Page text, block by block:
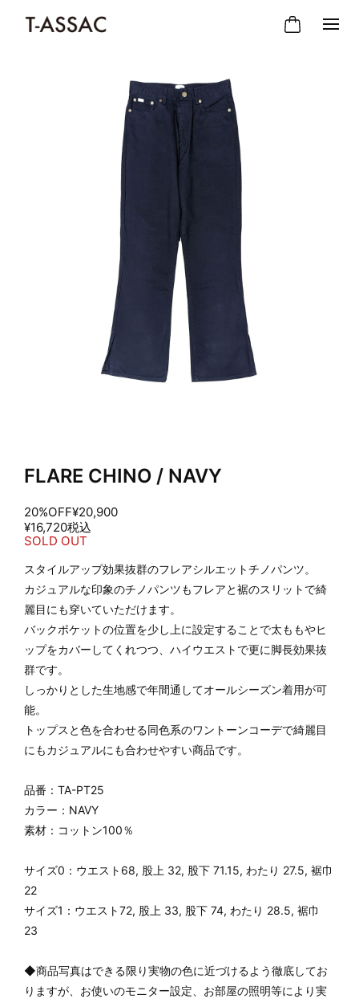
FLARE CHINO / NAVY
20%OFF¥20,900
¥16,720税込
SOLD OUT
スタイルアップ効果抜群のフレアシルエットチノパンツ。
カジュアルな印象のチノパンツもフレアと裾のスリットで綺
麗目にも穿いていただけます。
バックポケットの位置を少し上に設定することで太ももやヒ
ップをカバーしてくれつつ、ハイウエストで更に脚長効果抜
群です。
しっかりとした生地感で年間通してオールシーズン着用が可
能。
トップスと色を合わせる同色系のワントーンコーデで綺麗目
にもカジュアルにも合わせやすい商品です。
品番：TA-PT25
カラー：NAVY
素材：コットン100％
サイズ0：ウエスト68, 股上 32, 股下 71.15, わたり 27.5, 裾巾
22
サイズ1：ウエスト72, 股上 33, 股下 74, わたり 28.5, 裾巾
23
◆商品写真はできる限り実物の色に近づけるよう徹底してお
りますが、お使いのモニター設定、お部屋の照明等により実